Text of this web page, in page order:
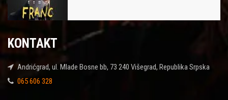
KONTAKT
Andrićgrad, ul. Mlade Bosne bb, 73 240 Višegrad, Republika Srpska
065 606 328